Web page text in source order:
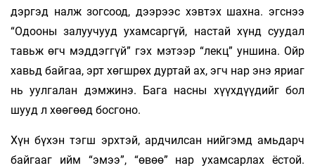
дэргэд налж зогсоод, дээрээс хэвтэх шахна. эгснээ
“Одооны залуучууд ухамсаргүй, настай хүнд суудал
тавьж өгч мэддэггүй” гэх мэтээр “лекц” уншина. Ойр
хавьд байгаа, эрт хөгшрөх дуртай ах, эгч нар энэ яриаг
нь уулгалан дэмжинэ. Бага насны хүүхдүүдийг бол
шууд л хөөгөөд босгоно.
Хүн бүхэн тэгш эрхтэй, ардчилсан нийгэмд амьдарч
байгааг ийм “эмээ”, “өвөө” нар ухамсарлах ёстой.